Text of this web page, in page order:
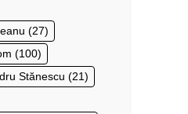
(27)
(100)
Stănescu (21)